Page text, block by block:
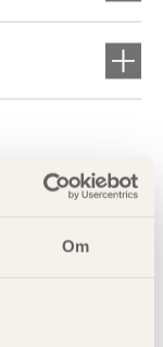
Om